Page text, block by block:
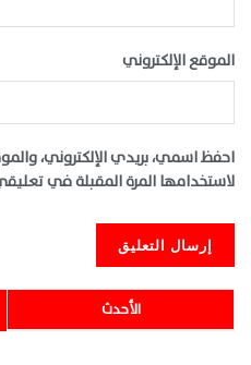
الموقع الإلكتروني
احفظ اسمي، بريدي الإلكتروني،
لاستخدامها المرة المقبلة في
الأحدث